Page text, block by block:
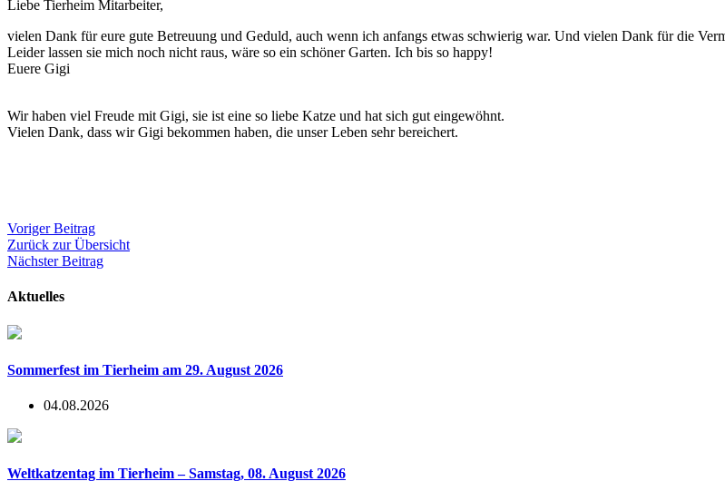
Liebe Tierheim Mitarbeiter,
vielen Dank für eure gute Betreuung und Geduld, auch wenn ich anfangs etwas schwierig war. Und vielen Dank für die
Leider lassen sie mich noch nicht raus, wäre so ein schöner Garten. Ich bis so happy!
Euere Gigi
Wir haben viel Freude mit Gigi, sie ist eine so liebe Katze und hat sich gut eingewöhnt.
Vielen Dank, dass wir Gigi bekommen haben, die unser Leben sehr bereichert.
Voriger Beitrag
Zurück zur Übersicht
Nächster Beitrag
Aktuelles
Sommerfest im Tierheim am 29. August 2026
04.08.2026
Weltkatzentag im Tierheim – Samstag, 08. August 2026